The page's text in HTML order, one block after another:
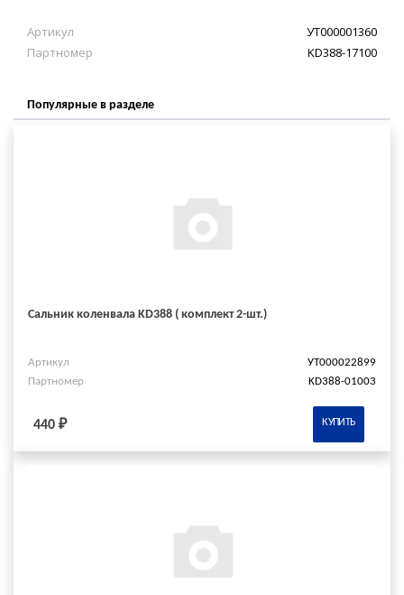
Артикул
УТ000001360
Партномер
KD388-17100
Популярные в разделе
Сальник коленвала KD388 ( комплект 2-шт.)
Артикул
УТ000022899
Партномер
KD388-01003
440 ₽ КУПИТЬ